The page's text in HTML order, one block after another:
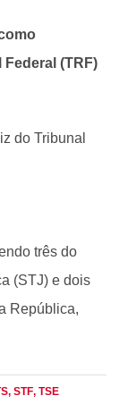
(TRF)
do Tribunal
três do
(STJ) e dois
República,
, STF, TSE